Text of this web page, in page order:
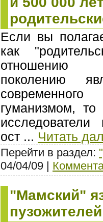
Если вы
как
отношению
поколению
гуманизмом, то
исследователи
ост ... Читать
Перейти в раздел:
04/04/09 |
"Мамский"